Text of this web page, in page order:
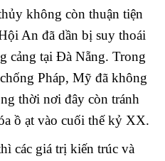
không còn thuận tiện
An đã dần bị suy thoái
cảng tại Đà Nẵng. Trong
Pháp, Mỹ đã không
thời nơi đây còn tránh
ồ ạt vào cuối thế kỷ XX.
các giá trị kiến trúc và